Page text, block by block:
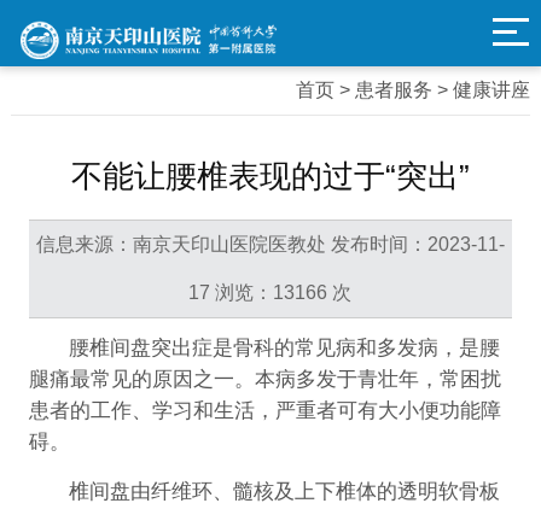
患者服务首页 > 患者服务 > 健康讲座
不能让腰椎表现的过于“突出”
信息来源：南京天印山医院医教处 发布时间：2023-11-
17 浏览：13166 次
腰椎间盘突出症是骨科的常见病和多发病，是腰
腿痛最常见的原因之一。本病多发于青壮年，常困扰
患者的工作、学习和生活，严重者可有大小便功能障
碍。
椎间盘由纤维环、髓核及上下椎体的透明软骨板